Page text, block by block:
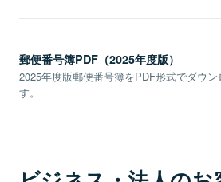
郵便番号簿PDF（2025年度版）
2025年度版郵便番号簿をPDF形式でダウン
す。